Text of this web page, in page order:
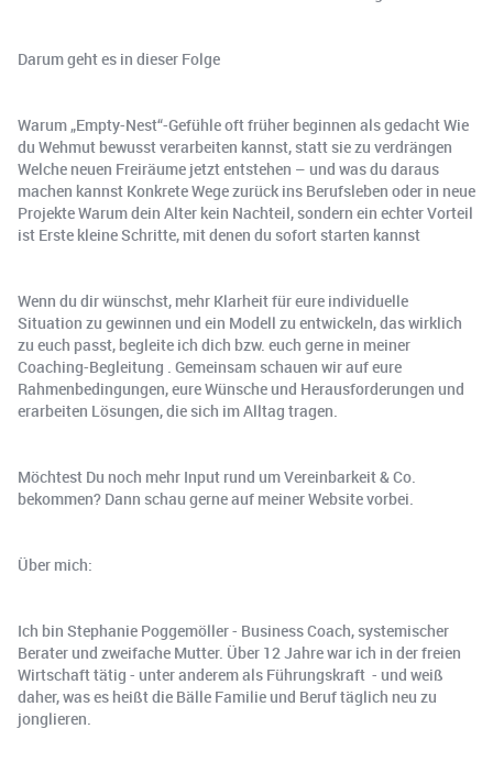
Darum geht es in dieser Folge
Warum „Empty-Nest“-Gefühle oft früher beginnen als gedacht Wie
du Wehmut bewusst verarbeiten kannst, statt sie zu verdrängen
Welche neuen Freiräume jetzt entstehen – und was du daraus
machen kannst Konkrete Wege zurück ins Berufsleben oder in neue
Projekte Warum dein Alter kein Nachteil, sondern ein echter Vorteil
ist Erste kleine Schritte, mit denen du sofort starten kannst
Wenn du dir wünschst, mehr Klarheit für eure individuelle
Situation zu gewinnen und ein Modell zu entwickeln, das wirklich
zu euch passt, begleite ich dich bzw. euch gerne in meiner
Coaching-Begleitung . Gemeinsam schauen wir auf eure
Rahmenbedingungen, eure Wünsche und Herausforderungen und
erarbeiten Lösungen, die sich im Alltag tragen.
Möchtest Du noch mehr Input rund um Vereinbarkeit & Co.
bekommen? Dann schau gerne auf meiner Website vorbei.
Über mich:
Ich bin Stephanie Poggemöller - Business Coach, systemischer
Berater und zweifache Mutter. Über 12 Jahre war ich in der freien
Wirtschaft tätig - unter anderem als Führungskraft - und weiß
daher, was es heißt die Bälle Familie und Beruf täglich neu zu
jonglieren.